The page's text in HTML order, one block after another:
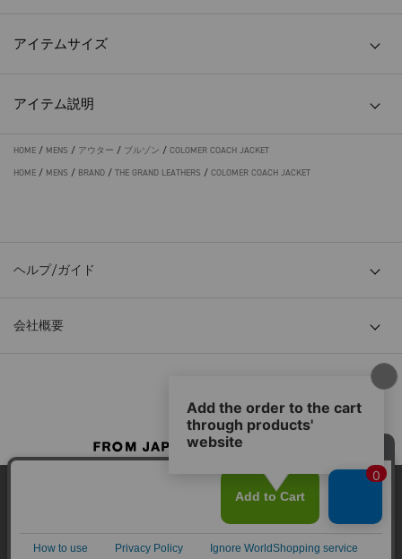
アイテムサイズ
アイテム説明
HOME / MENS / アウター / ブルゾン / COLOMER COACH JACKET
HOME / MENS / BRAND / THE GRAND LEATHERS / COLOMER COACH JACKET
ヘルプ/ガイド
会社概要
© TOKYO BASE CO., LTD
当サイトはクッキー(cookie)を使用します。クッキーはサイト内
ング活動に利用することを目的としています。
プライバシーポリシーはこちら